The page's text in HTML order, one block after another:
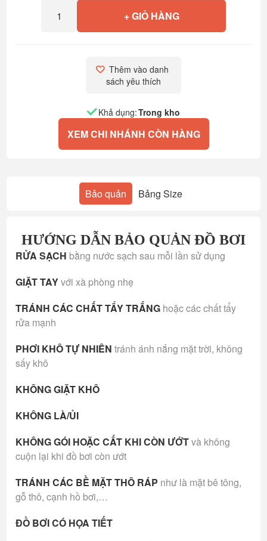
+ GIỎ HÀNG
Thêm vào danh
sách yêu thích
Khả dụng:Trong kho
XEM CHI NHÁNH CÒN HÀNG
Bảo quản Bảng Size
HƯỚNG DẪN BẢO QUẢN ĐỒ BƠI
RỬA SẠCH bằng nước sạch sau mỗi lần sử dụng
GIẶT TAYvới xà phòng nhẹ
TRÁNH CÁC CHẤT TẨY TRẮNG hoặc các chất tẩy
rửa mạnh
PHƠI KHÔ TỰ NHIÊN tránh ánh nắng mặt trời, không
sấy khô
KHÔNG GIẶT KHÔ
KHÔNG LÀ/ỦI
KHÔNG GÓI HOẶC CẤT KHI CÒN ƯỚTvà không
cuộn lại khi đồ bơi còn ướt
TRÁNH CÁC BỀ MẶT THÔ RÁP như là mặt bê tông,
gỗ thô, cạnh hồ bơi,…
ĐỒ BƠI CÓ HỌA TIẾT